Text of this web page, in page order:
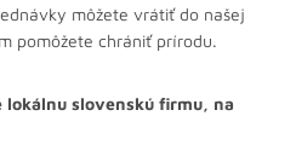
môžete vrátiť do našej
pomôžete chrániť prírodu.
lokálnu slovenskú firmu, na